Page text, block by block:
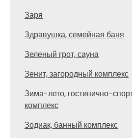
Заря
Здравушка, семейная баня
Зеленый грот, сауна
Зенит, загородный комплекс
Зима-лето, гостинично-
комплекс
Зодиак, банный комплекс